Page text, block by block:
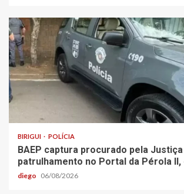
BIRIGUI POLÍCIA
BAEP captura procurado pela
patrulhamento no Portal da Pérola ll,
diego 06/08/2026